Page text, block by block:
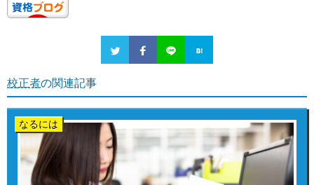
校正者の関連記事
なるには